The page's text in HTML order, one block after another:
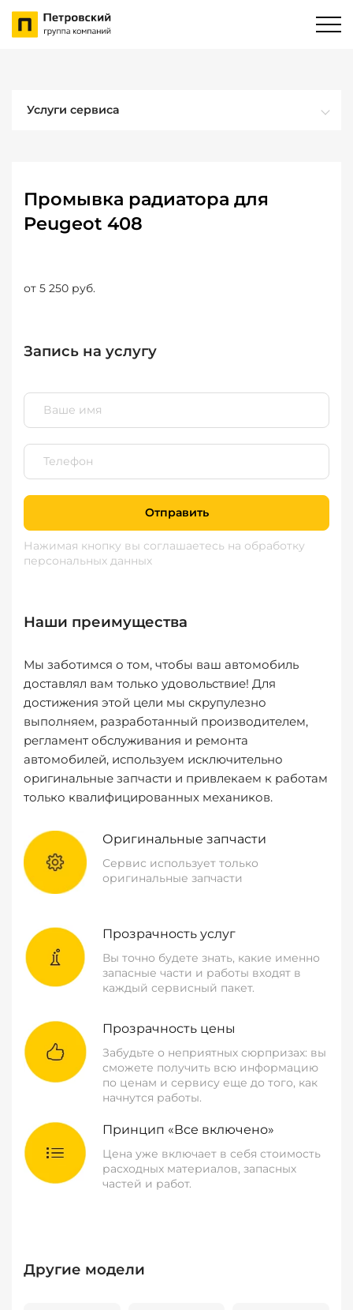
Услуги сервиса
Промывка радиатора для
Peugeot 408
от 5 250 руб.
Запись на услугу
Отправить
Нажимая кнопку вы соглашаетесь на обработку
персональных данных
Наши преимущества
Мы заботимся о том, чтобы ваш автомобиль
доставлял вам только удовольствие! Для
достижения этой цели мы скрупулезно
выполняем, разработанный производителем,
регламент обслуживания и ремонта
автомобилей, используем исключительно
оригинальные запчасти и привлекаем к работам
только квалифицированных механиков.
Оригинальные запчасти
Сервис использует только
оригинальные запчасти
Прозрачность услуг
Вы точно будете знать, какие именно
запасные части и работы входят в
каждый сервисный пакет.
Прозрачность цены
Забудьте о неприятных сюрпризах: вы
сможете получить всю информацию
по ценам и сервису еще до того, как
начнутся работы.
Принцип «Все включено»
Цена уже включает в себя стоимость
расходных материалов, запасных
частей и работ.
Другие модели